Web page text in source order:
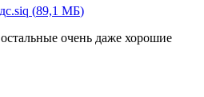
(89,1 МБ)
очень даже хорошие